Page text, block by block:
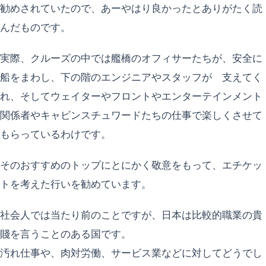
勧めされていたので、あーやはり良かったとありがたく読
んだものです。
実際、クルーズの中では艦橋のオフィサーたちが、安全に
船をまわし、下の階のエンジニアやスタッフが 支えてく
れ、そしてウェイターやフロントやエンターテインメント
関係者やキャビンスチュワードたちの仕事で楽しくさせて
もらっているわけです。
そのおすすめのトップにとにかく敬意をもって、エチケッ
トを考えた行いを勧めています。
社会人では当たり前のことですが、日本は比較的職業の貴
賤を言うことのある国です。
汚れ仕事や、肉対労働、サービス業などに対してどうでし